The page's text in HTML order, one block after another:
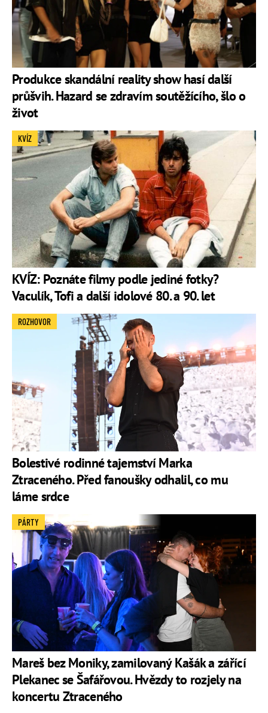
Produkce skandální reality show hasí další
průšvih. Hazard se zdravím soutěžícího, šlo o
život
KVÍZ: Poznáte filmy podle jediné fotky?
Vaculík, Tofi a další idolové 80. a 90. let
KVÍZ
Bolestivé rodinné tajemství Marka
Ztraceného. Před fanoušky odhalil, co mu
láme srdce
ROZHOVOR
Mareš bez Moniky, zamilovaný Kašák a zářící
Plekanec se Šafářovou. Hvězdy to rozjely na
koncertu Ztraceného
PÁRTY